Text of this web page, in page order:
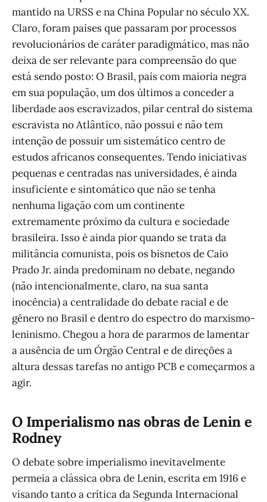
mantido na URSS e na China Popular no século XX.
Claro, foram países que passaram por processos
revolucionários de caráter paradigmático, mas não
deixa de ser relevante para compreensão do que
está sendo posto: O Brasil, país com maioria negra
em sua população, um dos últimos a conceder a
liberdade aos escravizados, pilar central do sistema
escravista no Atlântico, não possui e não tem
intenção de possuir um sistemático centro de
estudos africanos consequentes. Tendo iniciativas
pequenas e centradas nas universidades, é ainda
insuficiente e sintomático que não se tenha
nenhuma ligação com um continente
extremamente próximo da cultura e sociedade
brasileira. Isso é ainda pior quando se trata da
militância comunista, pois os bisnetos de Caio
Prado Jr. ainda predominam no debate, negando
(não intencionalmente, claro, na sua santa
inocência) a centralidade do debate racial e de
gênero no Brasil e dentro do espectro do marxismo-
leninismo. Chegou a hora de pararmos de lamentar
a ausência de um Órgão Central e de direções a
altura dessas tarefas no antigo PCB e começarmos a
agir.
O Imperialismo nas obras de Lenin e
Rodney
O debate sobre imperialismo inevitavelmente
permeia a clássica obra de Lenin, escrita em 1916 e
visando tanto a crítica da Segunda Internacional